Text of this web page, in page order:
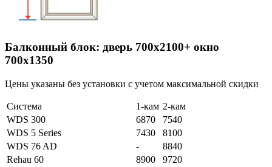
Балконный блок: дверь 700х2100+ окно
700х1350
Цены указаны без установки с учетом максимальной скидки
Система 1-кам 2-кам
WDS 300
6870
7540
WDS 5 Series
7430
8100
WDS 76 AD
-
8840
Rehau 60
8900
9720